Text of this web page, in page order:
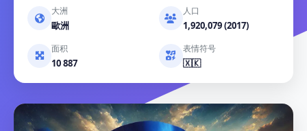
大洲
歐洲
人口
1,920,079 (2017)
面积
10 887
表情符号
🇽🇰